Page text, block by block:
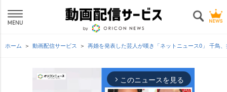
ホーム 動画配信サービス 再婚を発表した芸人が嘆き「ネットニュース0」 千鳥
arrow_forward_ios このニュースを見る